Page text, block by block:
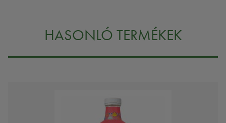
HASONLÓ TERMÉKEK